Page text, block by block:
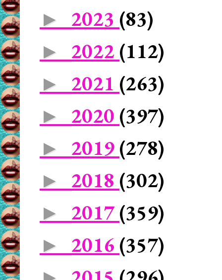
► 2023 (83)
► 2022 (112)
► 2021 (263)
► 2020 (397)
► 2019 (278)
► 2018 (302)
► 2017 (359)
► 2016 (357)